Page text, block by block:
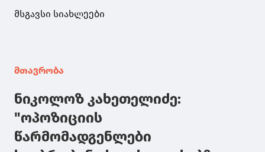
მსგავსი სიახლეები
მთავრობა
ნიკოლოზ კახეთელიძე:
"ოპოზიციის
წარმომადგენლები